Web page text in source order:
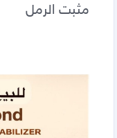
مثبت الرمل